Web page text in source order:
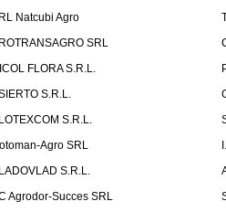
Natcubi Agro
SRL
FLORA S.R.L.
S.R.L.
S.R.L.
Agro SRL
S.R.L.
Agrodor-Succes SRL